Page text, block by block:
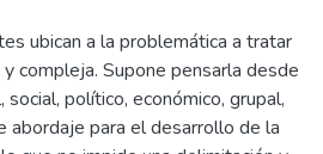
ubican a la problemática a tratar
compleja. Supone pensarla desde
social, político, económico, grupal,
abordaje para el desarrollo de la